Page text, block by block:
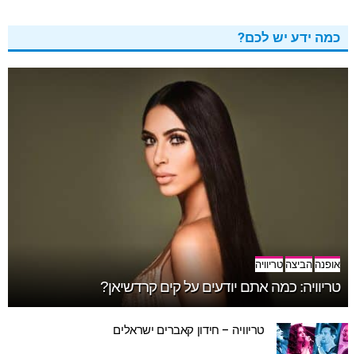
כמה ידע יש לכם?
אופנה הביצה טריוויה
טריוויה: כמה אתם יודעים על קים קרדשיאן?
טריוויה – חידון קאברים ישראלים